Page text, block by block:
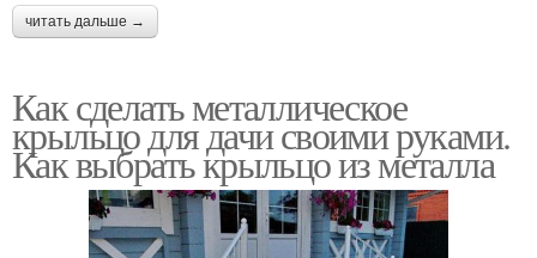
читать дальше →
Как сделать металлическое
крыльцо для дачи своими руками.
Как выбрать крыльцо из металла